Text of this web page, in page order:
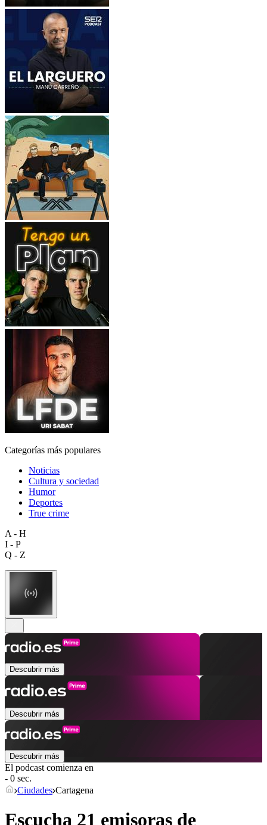
Categorías más populares
Noticias
Cultura y sociedad
Humor
Deportes
True crime
A - H
I - P
Q - Z
Descubrir más
Descubrir más
Descubrir más
El podcast comienza en
- 0 sec.
Ciudades Cartagena
Escucha 21 emisoras de